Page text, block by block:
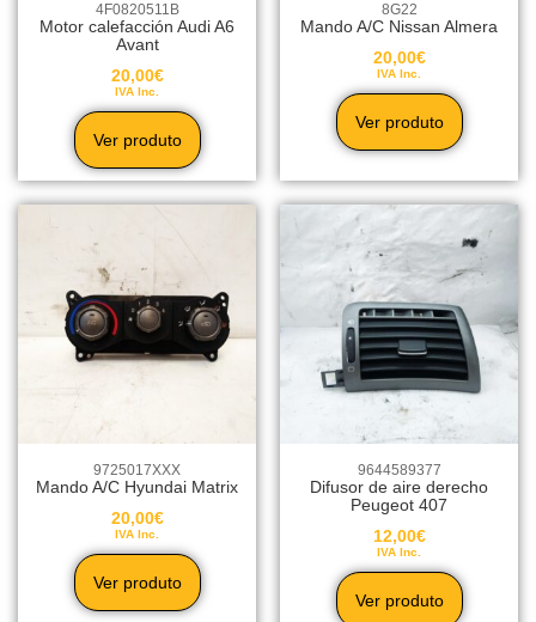
4F0820511B
Motor calefacción Audi A6
Avant
20,00€
IVA Inc.
Ver produto
8G22
Mando A/C Nissan Almera
20,00€
IVA Inc.
Ver produto
9725017XXX
Mando A/C Hyundai Matrix
20,00€
IVA Inc.
Ver produto
9644589377
Difusor de aire derecho
Peugeot 407
12,00€
IVA Inc.
Ver produto